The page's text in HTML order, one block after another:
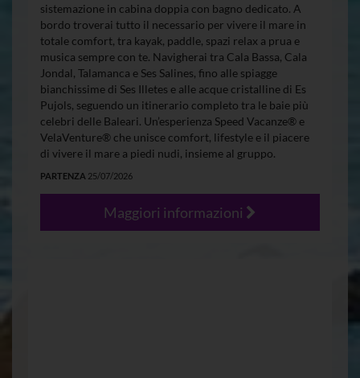
sistemazione in cabina doppia con bagno dedicato. A
bordo troverai tutto il necessario per vivere il mare in
totale comfort, tra kayak, paddle, spazi relax a prua e
musica sempre con te. Navigherai tra Cala Bassa, Cala
Jondal, Talamanca e Ses Salines, fino alle spiagge
bianchissime di Ses Illetes e alle acque cristalline di Es
Pujols, seguendo un itinerario completo tra le baie più
celebri delle Baleari. Un’esperienza Speed Vacanze® e
VelaVenture® che unisce comfort, lifestyle e il piacere
di vivere il mare a piedi nudi, insieme al gruppo.
PARTENZA 25/07/2026
Maggiori informazioni